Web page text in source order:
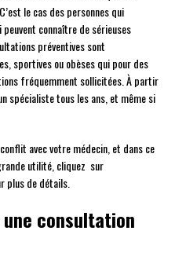
le cas des personnes qui
connaître de sérieuses
préventives sont
sportives ou obèses qui pour des
fréquemment sollicitées. À partir
spécialiste tous les ans, et même si
avec votre médecin, et dans ce
utilité, cliquez sur
plus de détails.
consultation